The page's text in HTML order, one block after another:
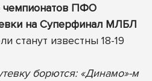
чемпионатов ПФО
на Суперфинал МЛБЛ
станут известны 18-19
борются: «Динамо»-м